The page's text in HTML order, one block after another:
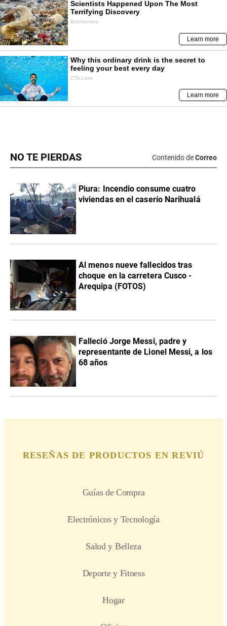
NO TE PIERDAS Contenido deCorreo
Piura: Incendio consume cuatro
viviendas en el caserío Narihualá
Al menos nueve fallecidos tras
choque en la carretera Cusco -
Arequipa (FOTOS)
Falleció Jorge Messi, padre y
representante de Lionel Messi, a los
68 años